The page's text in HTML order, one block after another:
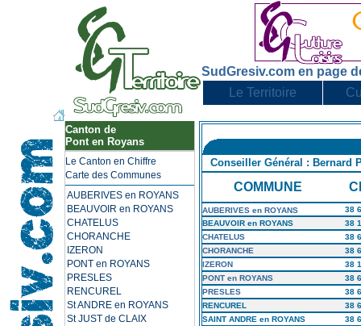
SudGresiv.com en page
Le Territoire
Canton de
Pont en Royans
Le Canton en Chiffre
Carte des Communes
AUBERIVES en ROYANS
BEAUVOIR en ROYANS
CHATELUS
CHORANCHE
IZERON
PONT en ROYANS
PRESLES
RENCUREL
St ANDRE en ROYANS
St JUST de CLAIX
Conseiller Général : Bernard
COMMUNE
AUBERIVES en ROYANS
38
BEAUVOIR en ROYANS
38
CHATELUS
38
CHORANCHE
38
IZERON
38
PONT en ROYANS
38
PRESLES
38
RENCUREL
38
SAINT ANDRE en ROYANS
38